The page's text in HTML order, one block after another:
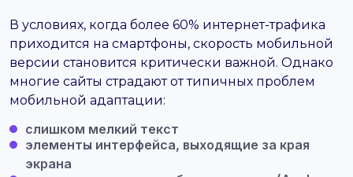
В условиях, когда более 60% интернет-трафика
приходится на смартфоны, скорость мобильной
версии становится критически важной. Однако
многие сайты страдают от типичных проблем
мобильной адаптации:
слишком мелкий текст
элементы интерфейса, выходящие за края
экрана